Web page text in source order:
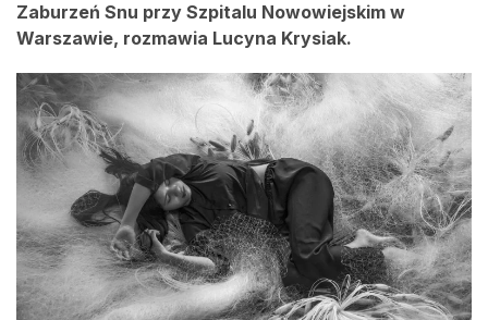
Zaburzeń Snu przy Szpitalu Nowowiejskim w
Warszawie, rozmawia Lucyna Krysiak.